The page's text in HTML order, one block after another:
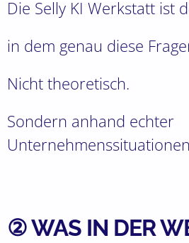
Die Selly KI Werkstatt ist
in dem genau diese
Nicht theoretisch.
Sondern anhand echter
② WAS IN DER